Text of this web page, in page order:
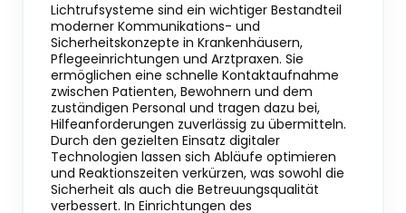
Lichtrufsysteme sind ein wichtiger Bestandteil
moderner Kommunikations- und
Sicherheitskonzepte in Krankenhäusern,
Pflegeeinrichtungen und Arztpraxen. Sie
ermöglichen eine schnelle Kontaktaufnahme
zwischen Patienten, Bewohnern und dem
zuständigen Personal und tragen dazu bei,
Hilfeanforderungen zuverlässig zu übermitteln.
Durch den gezielten Einsatz digitaler
Technologien lassen sich Abläufe optimieren
und Reaktionszeiten verkürzen, was sowohl die
Sicherheit als auch die Betreuungsqualität
verbessert. In Einrichtungen des